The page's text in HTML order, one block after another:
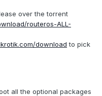
over the torrent
routeros-ALL-
download to pick
all the optional packages